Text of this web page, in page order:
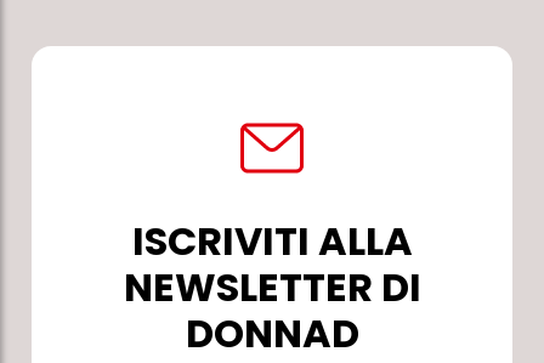
ISCRIVITI ALLA
NEWSLETTER DI
DONNAD